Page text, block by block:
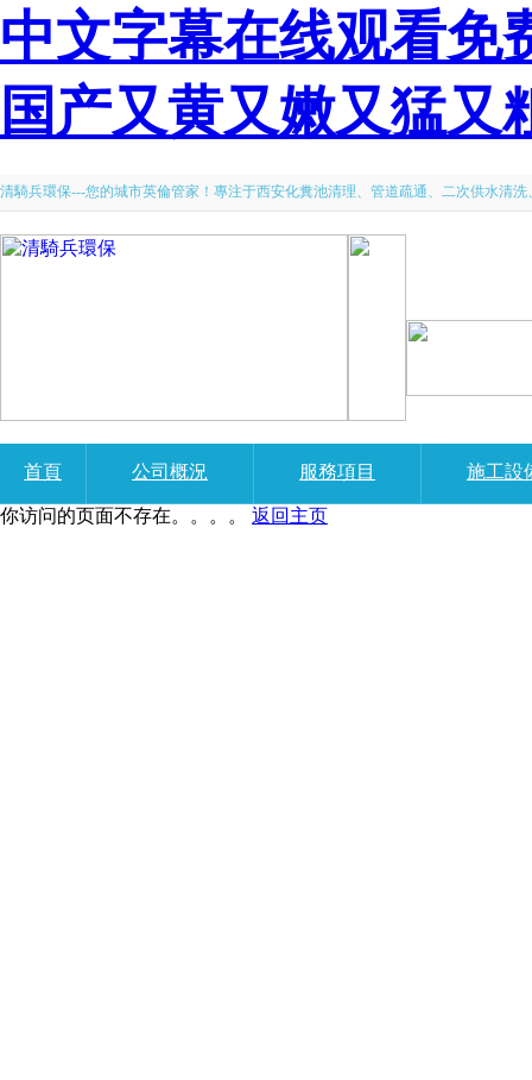
中文字幕在线观看免
国产又黄又嫩又猛又
清騎兵環保---您的城市英倫管家！專注于西安化糞池清理、管道疏通、二次供水清
首頁 公司概況 服務項目 施工設